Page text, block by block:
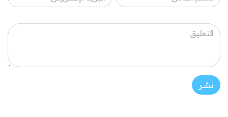
نشر